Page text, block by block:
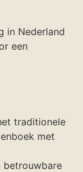
in Nederland
een
traditionele
met
betrouwbare